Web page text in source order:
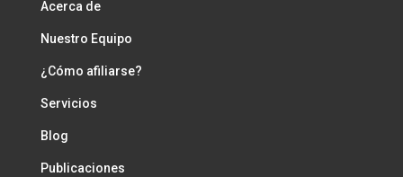
Acerca de
Nuestro Equipo
¿Cómo afiliarse?
Servicios
Blog
Publicaciones